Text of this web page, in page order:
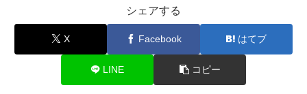
シェアする
X Facebook はてブ
LINE コピー